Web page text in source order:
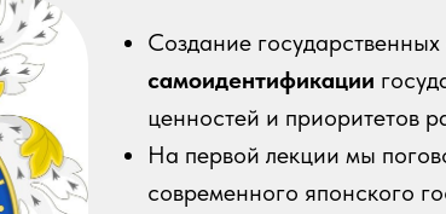
Создание
самоидентификации
ценностей и приоритетов
На первой лекции мы
современного японского